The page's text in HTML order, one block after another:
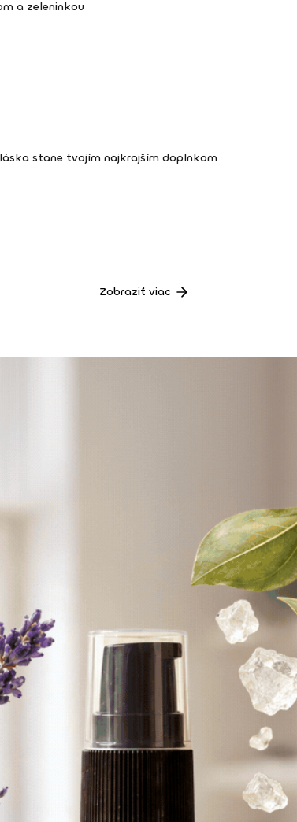
a zeleninkou
stane tvojím najkrajším doplnkom
Zobraziť viac